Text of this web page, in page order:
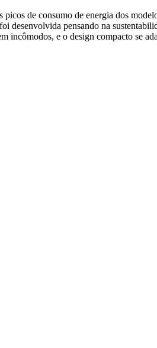
de consumo de energia dos
desenvolvida pensando na
incômodos, e o design compacto se